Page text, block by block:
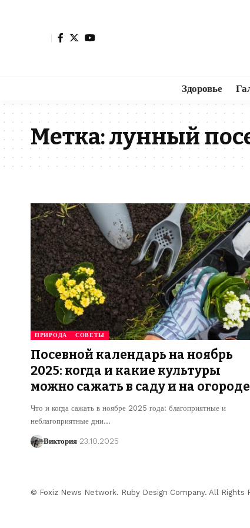
Здоровье
Метка:лунный
ПРИРОДА СОВЕТЫ
Посевной календарь на ноябрь
2025: когда и какие культуры
можно сажать в саду и на огороде
Что и когда сажать в ноябре 2025 года: благоприятные и
неблагоприятные дни…
Виктория 23.10.2025
© Foxiz News Network. Ruby Design Company. All Rights